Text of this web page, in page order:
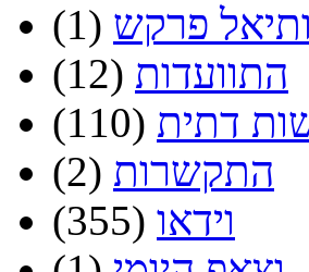
פרקש (1)
התוועדות (12)
דתית (110)
התקשרות (2)
וידאו (355)